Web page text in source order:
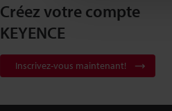
Créez votre compte
KEYENCE
Inscrivez-vous maintenant!